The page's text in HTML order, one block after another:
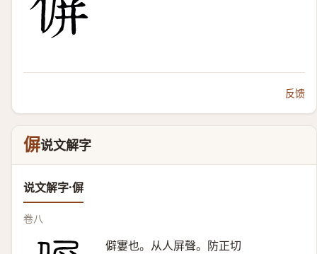
反馈
偋说文解字
说文解字·偋
卷八
僻寠也。从人屏聲。防正切